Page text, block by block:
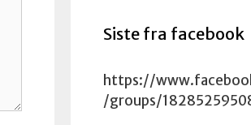
Siste fra facebook
https://
/groups/